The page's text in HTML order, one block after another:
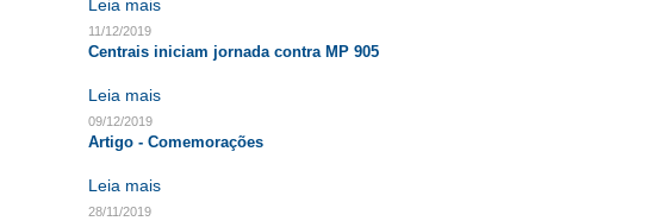
Leia mais
11/12/2019
Centrais iniciam jornada contra MP 905
Leia mais
09/12/2019
Artigo - Comemorações
Leia mais
28/11/2019